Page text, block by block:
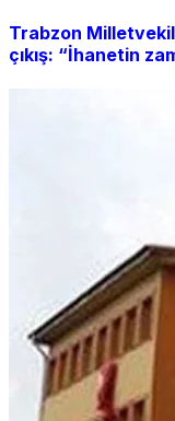
Trabzon
çıkış: “İhanetin